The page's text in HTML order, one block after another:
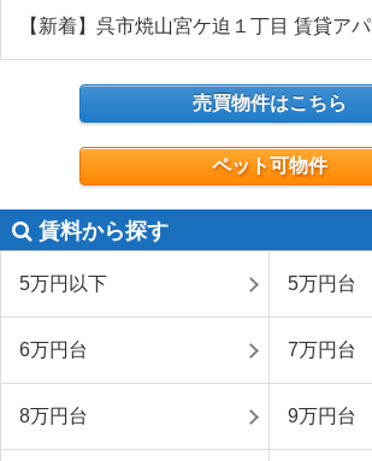
【新着】呉市焼山宮ケ迫１丁目 賃貸アパ
売買物件はこちら
ペット可物件
賃料から探す
5万円以下 5万円台
6万円台 7万円台
8万円台 9万円台